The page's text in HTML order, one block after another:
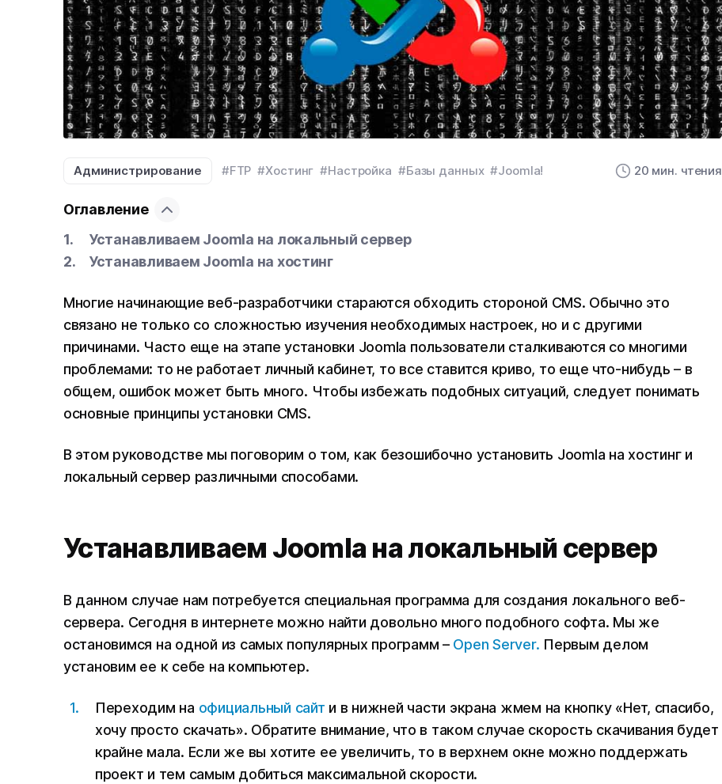
Администрирование #FTP #Хостинг #Настройка #Базы данных #Joomla! 20 мин. чтения
Оглавление
Устанавливаем Joomla на локальный сервер
Устанавливаем Joomla на хостинг
Многие начинающие веб-разработчики стараются обходить стороной CMS. Обычно это
связано не только со сложностью изучения необходимых настроек, но и с другими
причинами. Часто еще на этапе установки Joomla пользователи сталкиваются со многими
проблемами: то не работает личный кабинет, то все ставится криво, то еще что-нибудь – в
общем, ошибок может быть много. Чтобы избежать подобных ситуаций, следует понимать
основные принципы установки CMS.
В этом руководстве мы поговорим о том, как безошибочно установить Joomla на хостинг и
локальный сервер различными способами.
Устанавливаем Joomla на локальный сервер
В данном случае нам потребуется специальная программа для создания локального веб-
сервера. Сегодня в интернете можно найти довольно много подобного софта. Мы же
остановимся на одной из самых популярных программ – Open Server. Первым делом
установим ее к себе на компьютер.
Переходим на официальный сайт и в нижней части экрана жмем на кнопку «Нет, спасибо,
хочу просто скачать». Обратите внимание, что в таком случае скорость скачивания будет
крайне мала. Если же вы хотите ее увеличить, то в верхнем окне можно поддержать
проект и тем самым добиться максимальной скорости.